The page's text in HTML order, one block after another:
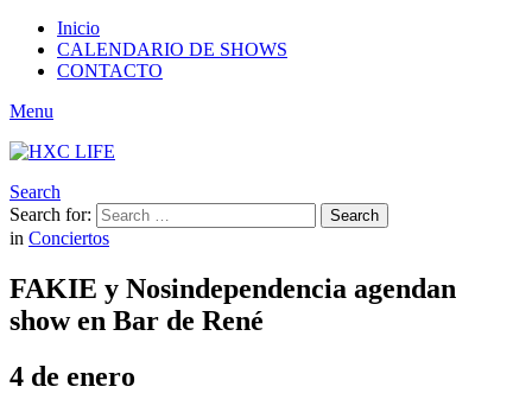
Inicio
CALENDARIO DE SHOWS
CONTACTO
Menu
Search
Search for:
Search
in Conciertos
FAKIE y Nosindependencia agendan
show en Bar de René
4 de enero